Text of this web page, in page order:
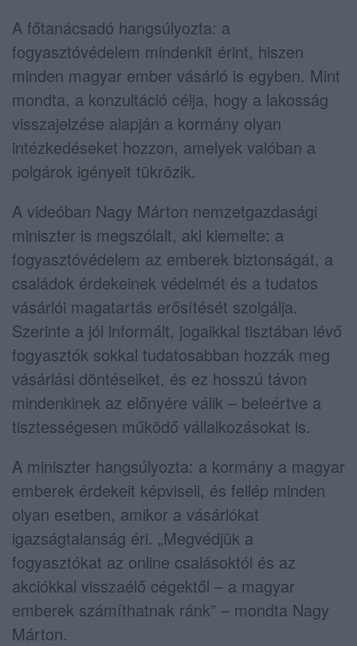
A főtanácsadó hangsúlyozta: a
fogyasztóvédelem mindenkit érint, hiszen
minden magyar ember vásárló is egyben. Mint
mondta, a konzultáció célja, hogy a lakosság
visszajelzése alapján a kormány olyan
intézkedéseket hozzon, amelyek valóban a
polgárok igényeit tükrözik.
A videóban Nagy Márton nemzetgazdasági
miniszter is megszólalt, aki kiemelte: a
fogyasztóvédelem az emberek biztonságát, a
családok érdekeinek védelmét és a tudatos
vásárlói magatartás erősítését szolgálja.
Szerinte a jól informált, jogaikkal tisztában lévő
fogyasztók sokkal tudatosabban hozzák meg
vásárlási döntéseiket, és ez hosszú távon
mindenkinek az előnyére válik – beleértve a
tisztességesen működő vállalkozásokat is.
A miniszter hangsúlyozta: a kormány a magyar
emberek érdekeit képviseli, és fellép minden
olyan esetben, amikor a vásárlókat
igazságtalanság éri. „Megvédjük a
fogyasztókat az online csalásoktól és az
akciókkal visszaélő cégektől – a magyar
emberek számíthatnak ránk” – mondta Nagy
Márton.